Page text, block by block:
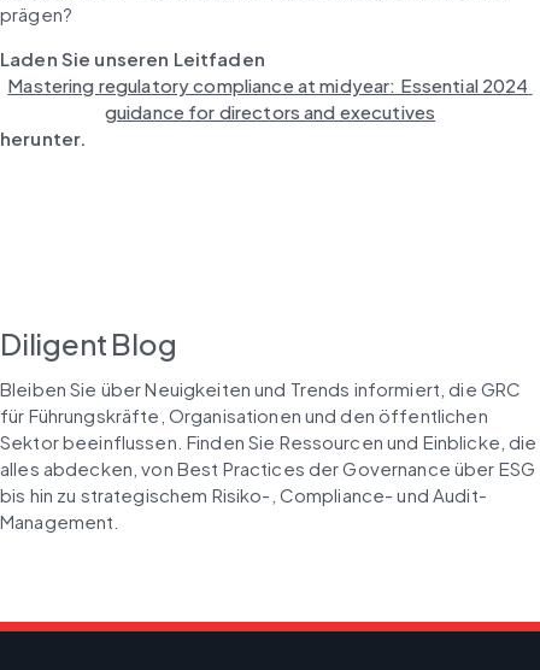
prägen?
Laden Sie unseren Leitfaden
Mastering regulatory compliance at midyear: Essential 2024
guidance for directors and executives
herunter.
Diligent Blog
Bleiben Sie über Neuigkeiten und Trends informiert, die GRC
für Führungskräfte, Organisationen und den öffentlichen
Sektor beeinflussen. Finden Sie Ressourcen und Einblicke, die
alles abdecken, von Best Practices der Governance über ESG
bis hin zu strategischem Risiko-, Compliance- und Audit-
Management.